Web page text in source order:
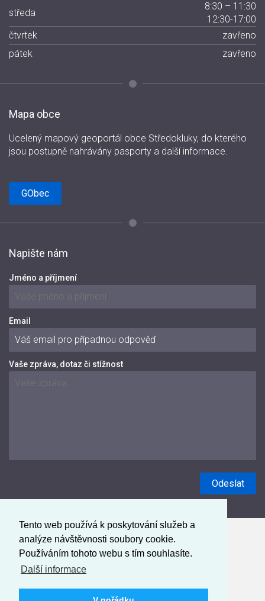
Tento web používá k poskytování služeb a
analýze návštěvnosti soubory cookie.
Používáním tohoto webu s tím souhlasíte.
Další informace
středa
8:30 – 11:30
12:30-17:00
čtvrtek
zavřeno
pátek
zavřeno
Mapa obce
Ucelený mapový geoportál obce Středokluky, do kterého
jsou postupně nahrávány pasporty a další informace.
GObec
Napište nám
Jméno a příjmení
Email
Vaše zpráva, dotaz či stížnost